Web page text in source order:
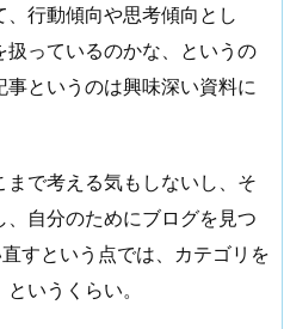
行動傾向や思考傾向とし
っているのかな、というの
というのは興味深い資料に
まで考える気もしないし、そ
自分のためにブログを見つ
すという点では、カテゴリを
いうくらい。